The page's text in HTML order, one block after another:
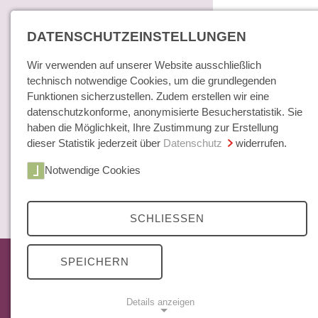
Home
Bücher / E-Books
DATENSCHUTZEINSTELLUNGEN
Wir verwenden auf unserer Website ausschließlich
technisch notwendige Cookies, um die grundlegenden
Funktionen sicherzustellen. Zudem erstellen wir eine
datenschutzkonforme, anonymisierte Besucherstatistik. Sie
haben die Möglichkeit, Ihre Zustimmung zur Erstellung
dieser Statistik jederzeit über Datenschutz widerrufen.
Notwendige Cookies
SCHLIESSEN
SPEICHERN
Details anzeigen